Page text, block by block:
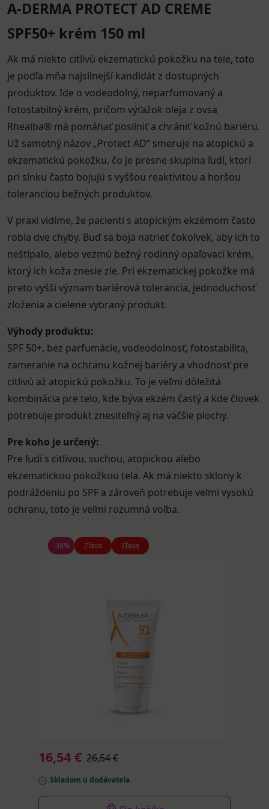
A-DERMA PROTECT AD CREME
SPF50+ krém 150 ml
Ak má niekto citlivú ekzematickú pokožku na tele, toto
je podľa mňa najsilnejší kandidát z dostupných
produktov. Ide o vodeodolný, neparfumovaný a
fotostabilný krém, pričom výťažok oleja z ovsa
Rhealba® má pomáhať posilniť a chrániť kožnú bariéru.
Už samotný názov „Protect AD“ smeruje na atopickú a
ekzematickú pokožku, čo je presne skupina ľudí, ktorí
pri slnku často bojujú s vyššou reaktivitou a horšou
toleranciou bežných produktov.
V praxi vidíme, že pacienti s atopickým ekzémom často
robia dve chyby. Buď sa boja natrieť čokoľvek, aby ich to
neštípalo, alebo vezmú bežný rodinný opaľovací krém,
ktorý ich koža znesie zle. Pri ekzematickej pokožke má
preto vyšší význam bariérová tolerancia, jednoduchosť
zloženia a cielene vybraný produkt.
Výhody produktu:
SPF 50+, bez parfumácie, vodeodolnosť, fotostabilita,
zameranie na ochranu kožnej bariéry a vhodnosť pre
citlivú až atopickú pokožku. To je veľmi dôležitá
kombinácia pre telo, kde býva ekzém častý a kde človek
potrebuje produkt znesiteľný aj na väčšie plochy.
Pre koho je určený:
Pre ľudí s citlivou, suchou, atopickou alebo
ekzematickou pokožkou tela. Ak má niekto sklony k
podráždeniu po SPF a zároveň potrebuje veľmi vysokú
ochranu, toto je veľmi rozumná voľba.
-38% Zľava Zľava
16,54 € 26,54 €
Skladom u dodávateľa